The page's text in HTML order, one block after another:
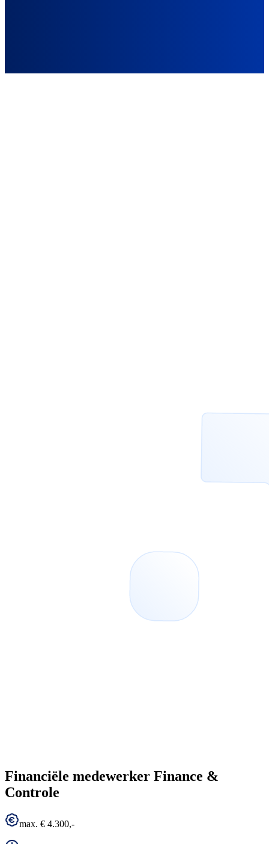
Financiële medewerker Finance &
Controle
max. € 4.300,-